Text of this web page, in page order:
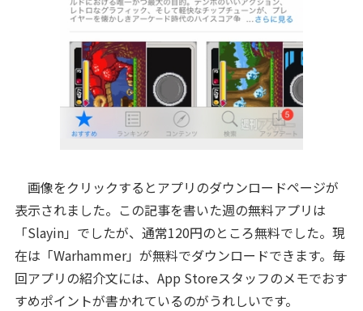
画像をクリックするとアプリのダウンロードページが
表示されました。この記事を書いた週の無料アプリは
「Slayin」でしたが、通常120円のところ無料でした。現
在は「Warhammer」が無料でダウンロードできます。毎
回アプリの紹介文には、App Storeスタッフのメモでおす
すめポイントが書かれているのがうれしいです。